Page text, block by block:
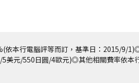
本行電腦評等而訂，基準日：2015/9/
美元/550日圓/4歐元)◎其他相關費率依本